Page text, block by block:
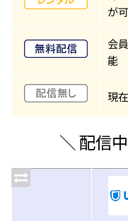
が
会
能
現
＼ 配信